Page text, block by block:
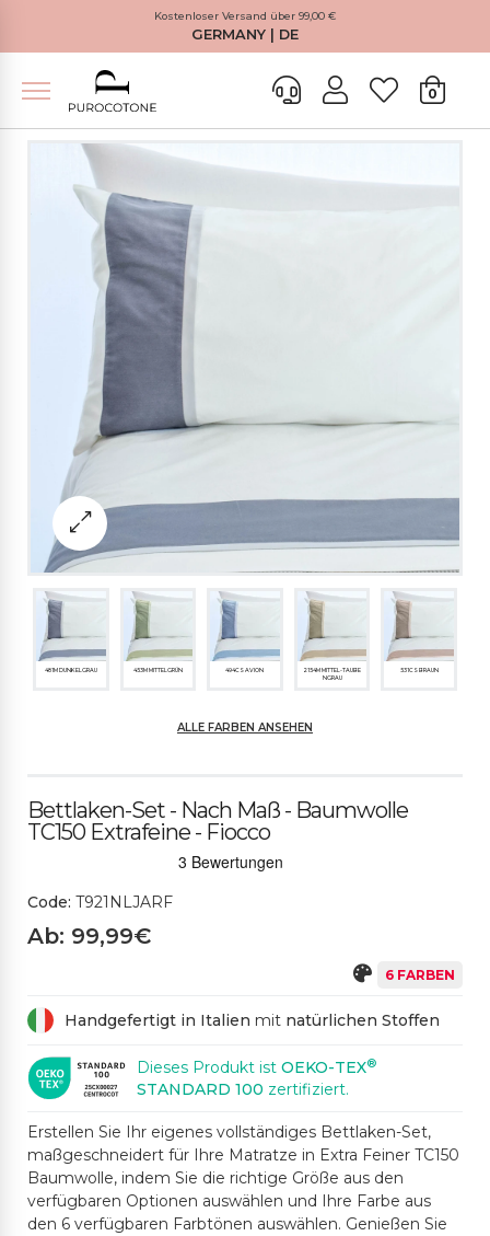
Kostenloser Versand über 99,00 €
GERMANY | DE
0
481M DUNKELGRAU 453M MITTELGRÜN 494CS AVION
2154M MITTEL-TAUBE
NGRAU
531CS BRAUN
ALLE FARBEN ANSEHEN
Bettlaken-Set - Nach Maß - Baumwolle
TC150 Extrafeine - Fiocco
Code: T921NLJARF
Ab: 99,99€
6 FARBEN
Handgefertigt in Italien mit natürlichen Stoffen
Dieses Produkt ist OEKO-TEX®
STANDARD 100 zertifiziert.
Erstellen Sie Ihr eigenes vollständiges Bettlaken-Set,
maßgeschneidert für Ihre Matratze in Extra Feiner TC150
Baumwolle, indem Sie die richtige Größe aus den
verfügbaren Optionen auswählen und Ihre Farbe aus
den 6 verfügbaren Farbtönen auswählen. Genießen Sie